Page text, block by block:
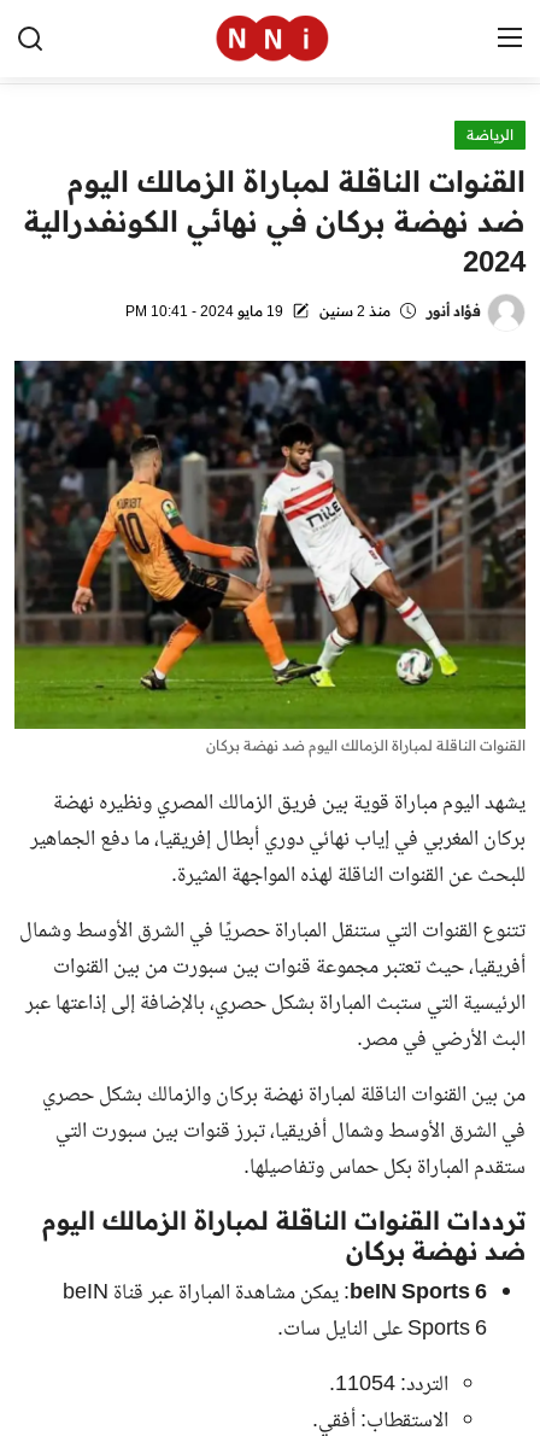
الرئيسية
اخبار مصر
العالم
الرياضة
مال وأعمال
تقنية
التعليم
منوعات
الرياضة
القنوات الناقلة لمباراة الزمالك اليوم
ضد نهضة بركان في نهائي الكونفدرالية
2024
فؤاد أنور منذ 2 سنين 19 مايو 2024 - 10:41 PM
القنوات الناقلة لمباراة الزمالك اليوم ضد نهضة بركان
يشهد اليوممباراة قوية بين فريق الزمالك المصري ونظيره نهضة
بركان المغربي في إياب نهائي دوري أبطال إفريقيا، ما دفع الجماهير
للبحث عن القنوات الناقلة لهذه المواجهة المثيرة.
تتنوع القنوات التي ستنقل المباراة حصريًا في الشرق الأوسط وشمال
أفريقيا، حيث تعتبر مجموعة قنوات بين سبورت من بين القنوات
الرئيسية التي ستبث المباراة بشكل حصري، بالإضافة إلى إذاعتها عبر
البث الأرضي في مصر.
من بين القنوات الناقلة لمباراة نهضة بركان والزمالك بشكل حصري
في الشرق الأوسط وشمال أفريقيا، تبرز قنوات بين سبورت التي
ستقدم المباراة بكل حماس وتفاصيلها.
ترددات القنوات الناقلة لمباراة الزمالك اليوم
ضد نهضة بركان
beIN Sports 6
: يمكن مشاهدة المباراة عبر قناة beIN
Sports 6 على النايل سات.
التردد: 11054.
الاستقطاب: أفقي.